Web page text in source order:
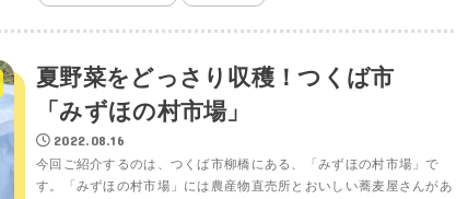
夏野菜をどっさり収穫！つくば市
「みずほの村市場」
2022.08.16
今回ご紹介するのは、つくば市柳橋にある、「みずほの村市場」で
す。「みずほの村市場」には農産物直売所とおいしい蕎麦屋さんがあ